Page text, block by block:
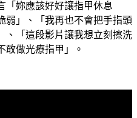
「妳應該好好讓指甲休息
弱」、「我再也不會把手指頭
、「這段影片讓我想立刻擦洗
敢做光療指甲」。